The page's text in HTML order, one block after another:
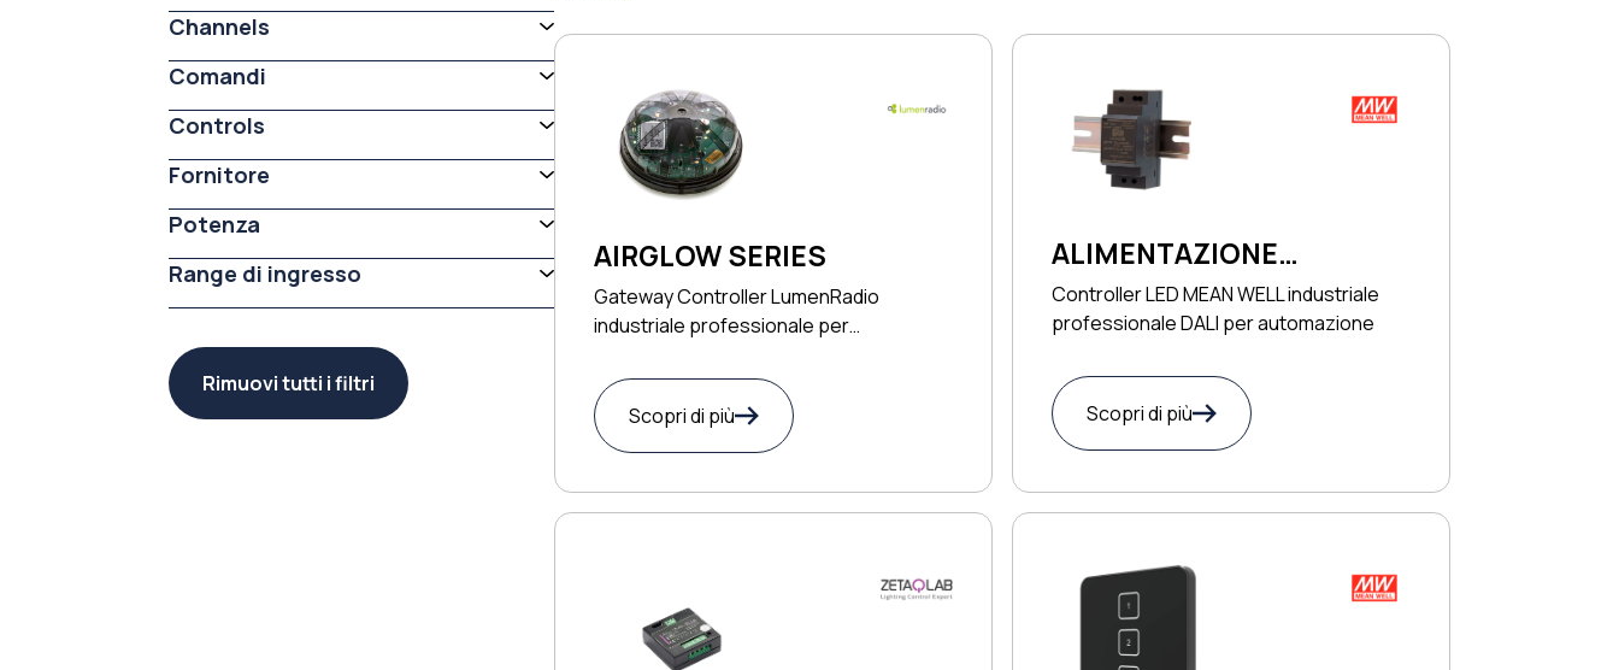
Channels
Comandi
Controls
Fornitore
Potenza
Range di ingresso
Rimuovi tutti i filtri
AIRGLOW SERIES
Gateway Controller LumenRadio
industriale professionale per
Scopri di più
ALIMENTAZIONE
CONTROLLER DALI
Controller LED MEAN WELL industriale
professionale DALI per automazione
Scopri di più